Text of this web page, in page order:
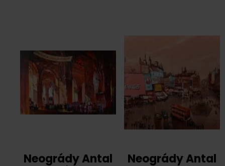
Neogrády Antal
Neogrády Antal